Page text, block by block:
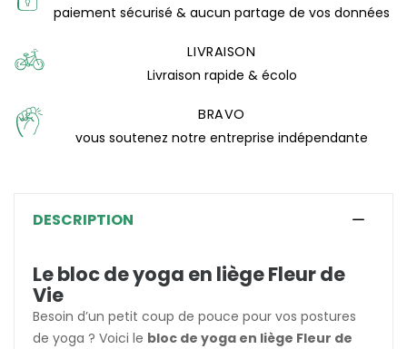
paiement sécurisé & aucun partage de vos données
LIVRAISON
Livraison rapide & écolo
BRAVO
vous soutenez notre entreprise indépendante
DESCRIPTION
Le bloc de yoga en liège Fleur de
Vie
Besoin d’un petit coup de pouce pour vos postures
de yoga ? Voici le bloc de yoga en liège Fleur de